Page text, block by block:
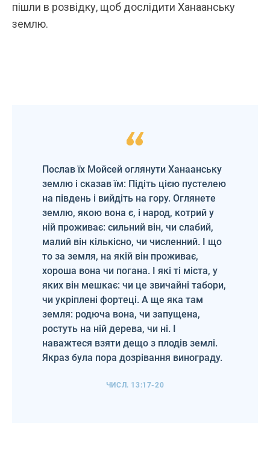
пішли в розвідку, щоб дослідити Ханаанську
землю.
Послав їх Мойсей оглянути Ханаанську
землю і сказав їм: Підіть цією пустелею
на південь і вийдіть на гору. Оглянете
землю, якою вона є, і народ, котрий у
ній проживає: сильний він, чи слабий,
малий він кількісно, чи численний. І що
то за земля, на якій він проживає,
хороша вона чи погана. І які ті міста, у
яких він мешкає: чи це звичайні табори,
чи укріплені фортеці. А ще яка там
земля: родюча вона, чи запущена,
ростуть на ній дерева, чи ні. І
наважтеся взяти дещо з плодів землі.
Якраз була пора дозрівання винограду.
ЧИСЛ. 13:17-20